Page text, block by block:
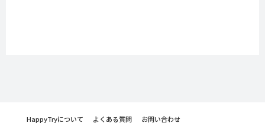
HappyTryについて よくある質問
お問い合わせ